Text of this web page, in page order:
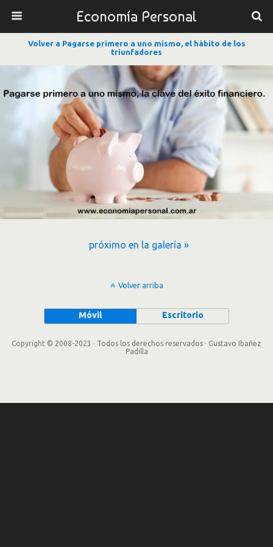
Economía Personal
Volver a Pagarse primero a uno mismo, el hábito de los
triunfadores
próximo en la galería »
Volver arriba
Móvil Escritorio
Copyright © 2008-2023 · Todos los derechos reservados · Gustavo Ibañez
Padilla